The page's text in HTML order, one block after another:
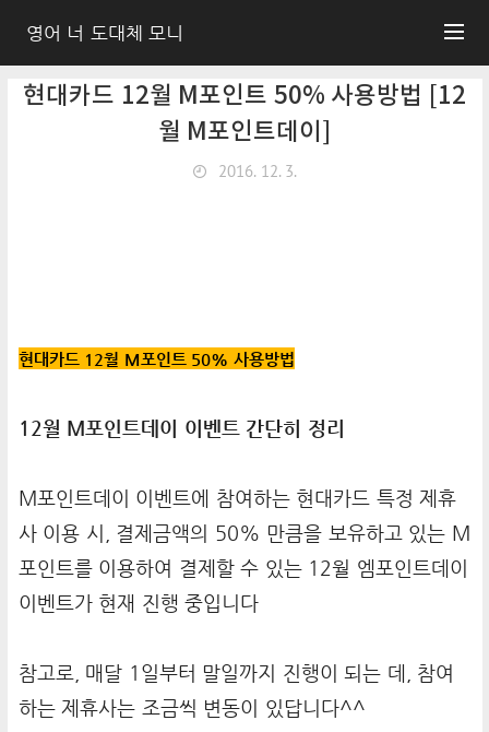
영어 너 도대체 모니
현대카드 12월 M포인트 50% 사용방법 [12
월 M포인트데이]
2016. 12. 3.
현대카드 12월 M포인트 50% 사용방법
12월 M포인트데이 이벤트 간단히 정리
M포인트데이 이벤트에 참여하는 현대카드 특정 제휴
사 이용 시, 결제금액의 50% 만큼을 보유하고 있는 M
포인트를 이용하여 결제할 수 있는 12월 엠포인트데이
이벤트가 현재 진행 중입니다
참고로, 매달 1일부터 말일까지 진행이 되는 데, 참여
하는 제휴사는 조금씩 변동이 있답니다^^